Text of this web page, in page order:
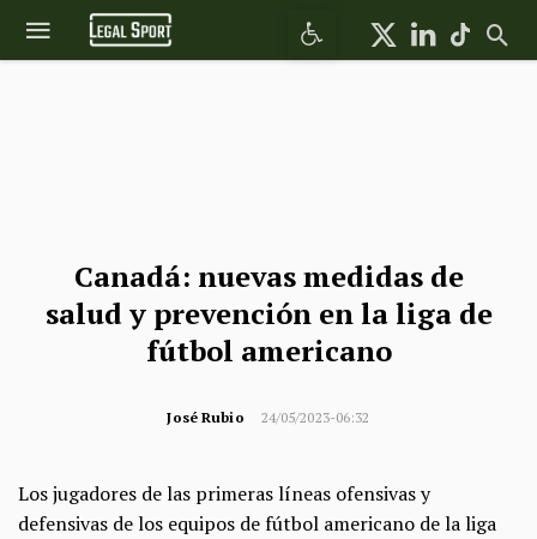
Abrir barra de herramientas
Canadá: nuevas medidas de
salud y prevención en la liga de
fútbol americano
José Rubio 24/05/2023-06:32
Los jugadores de las primeras líneas ofensivas y
defensivas de los equipos de fútbol americano de la liga